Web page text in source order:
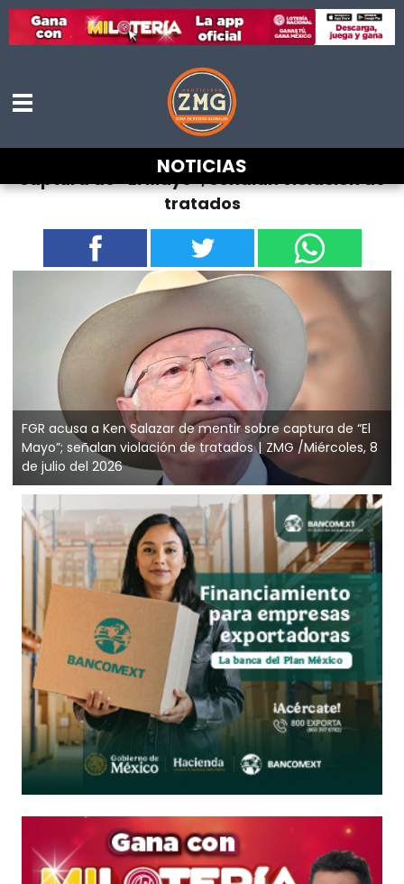
NOTICIAS
FGR acusa a Ken Salazar de mentir sobre
captura de “El Mayo”; señalan violación de
tratados
FGR acusa a Ken Salazar de mentir sobre captura de “El
Mayo”; señalan violación de tratados
ZMG /Miércoles, 8
de julio del 2026